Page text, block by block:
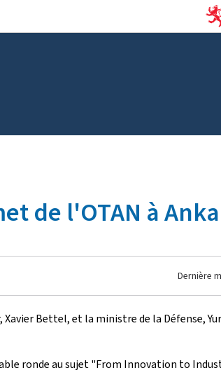
de l'OTAN à
Dernière
Bettel, et la ministre de la Défense,
ronde au sujet "From Innovation to